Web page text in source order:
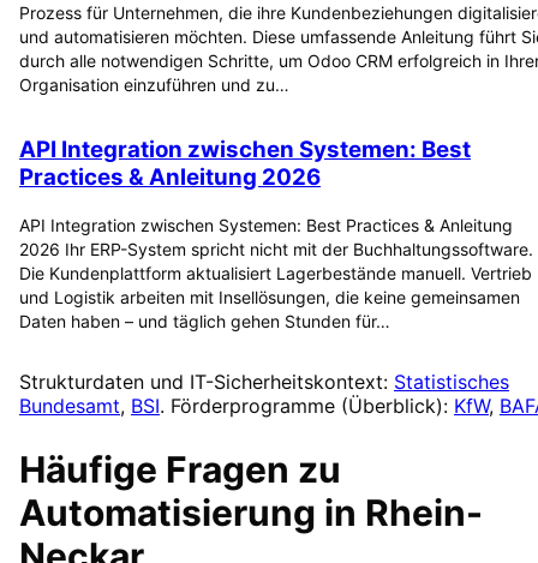
Prozess für Unternehmen, die ihre Kundenbeziehungen
und automatisieren möchten. Diese umfassende Anleitung führt
durch alle notwendigen Schritte, um Odoo CRM erfolgreich in
Organisation einzuführen und zu…
API Integration zwischen Systemen: Best
Practices & Anleitung 2026
API Integration zwischen Systemen: Best Practices & Anleitung
2026 Ihr ERP-System spricht nicht mit der Buchhaltungssoftware.
Die Kundenplattform aktualisiert Lagerbestände manuell. Vertrieb
und Logistik arbeiten mit Insellösungen, die keine gemeinsamen
Daten haben – und täglich gehen Stunden für…
Strukturdaten und IT-Sicherheitskontext: Statistisches
Bundesamt, BSI. Förderprogramme (Überblick): KfW,
Häufige Fragen zu
Automatisierung in Rhein-